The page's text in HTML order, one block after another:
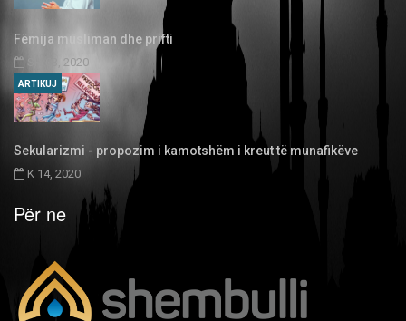
Fëmija musliman dhe prifti
SH 03, 2020
Sekularizmi - propozim i kamotshëm i kreut të munafikëve
K 14, 2020
ARTIKUJ
Për ne